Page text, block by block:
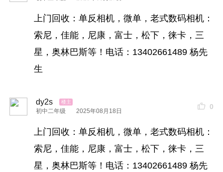
上门回收：单反相机，微单，老式数码相机：
索尼，佳能，尼康，富士，松下，徕卡，三
星，奥林巴斯等！电话：13402661489 杨先
生
dy2s
初中二年级 2025年08月18日
0
上门回收：单反相机，微单，老式数码相机：
索尼，佳能，尼康，富士，松下，徕卡，三
星，奥林巴斯等！电话：13402661489 杨先